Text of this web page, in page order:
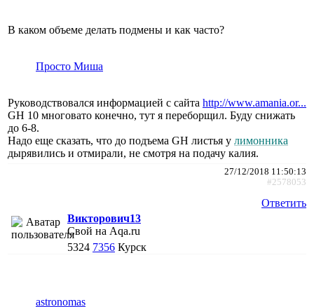
В каком объеме делать подмены и как часто?
Просто Миша
Руководствовался информацией с сайта http://www.amania.or...
GH 10 многовато конечно, тут я переборщил. Буду снижать
до 6-8.
Надо еще сказать, что до подъема GH листья у лимонника
дырявились и отмирали, не смотря на подачу калия.
27/12/2018 11:50:13
#2578053
Ответить
Викторович13
Свой на Aqa.ru
5324 7356 Курск
astronomas